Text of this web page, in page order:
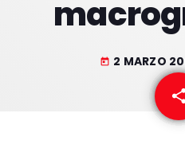
EQUIPO
today 2 MARZO
share
email